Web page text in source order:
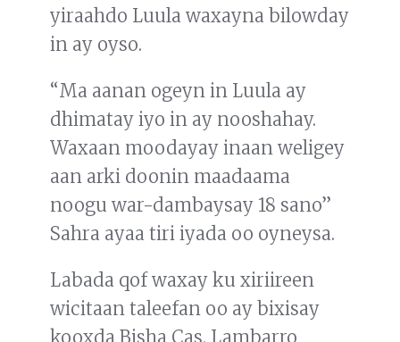
yiraahdo Luula waxayna bilowday
in ay oyso.
“Ma aanan ogeyn in Luula ay
dhimatay iyo in ay nooshahay.
Waxaan moodayay inaan weligey
aan arki doonin maadaama
noogu war-dambaysay 18 sano”
Sahra ayaa tiri iyada oo oyneysa.
Labada qof waxay ku xiriireen
wicitaan taleefan oo ay bixisay
kooxda Bisha Cas. Lambarro